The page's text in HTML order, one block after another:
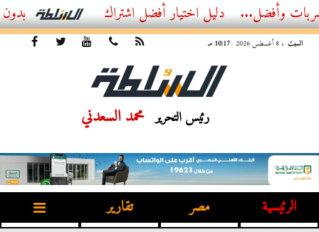
أفضل اشتراك IPTV بدون تقطيع 2026 – دليل المشاهد العصري
السبت ، 8 أغسطس 2026 10:17 مـ
رئيس التحرير محمد السعدني
الرئيسية مصر تقارير